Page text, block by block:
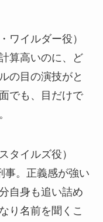
ワイルダー役）
算高いのに、ど
の目の演技がと
でも、目だけで
タイルズ役）
事。正義感が強い
自身も追い詰め
り名前を聞くこ